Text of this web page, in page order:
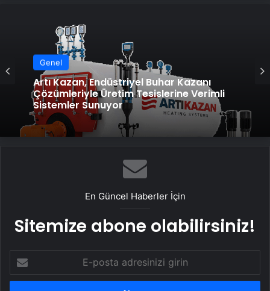
Genel
Artı Kazan, Endüstriyel Buhar Kazanı
Çözümleriyle Üretim Tesislerine Verimli
Sistemler Sunuyor
En Güncel Haberler İçin
Sitemize abone olabilirsiniz!
posta
adresinizi